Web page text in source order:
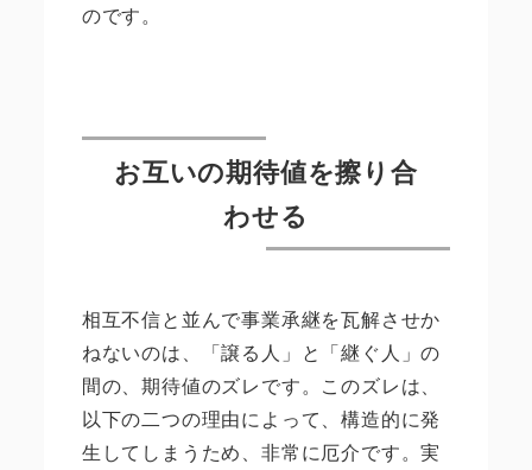
のです。
お互いの期待値を擦り合
わせる
相互不信と並んで事業承継を瓦解させか
ねないのは、「譲る人」と「継ぐ人」の
間の、期待値のズレです。このズレは、
以下の二つの理由によって、構造的に発
生してしまうため、非常に厄介です。実